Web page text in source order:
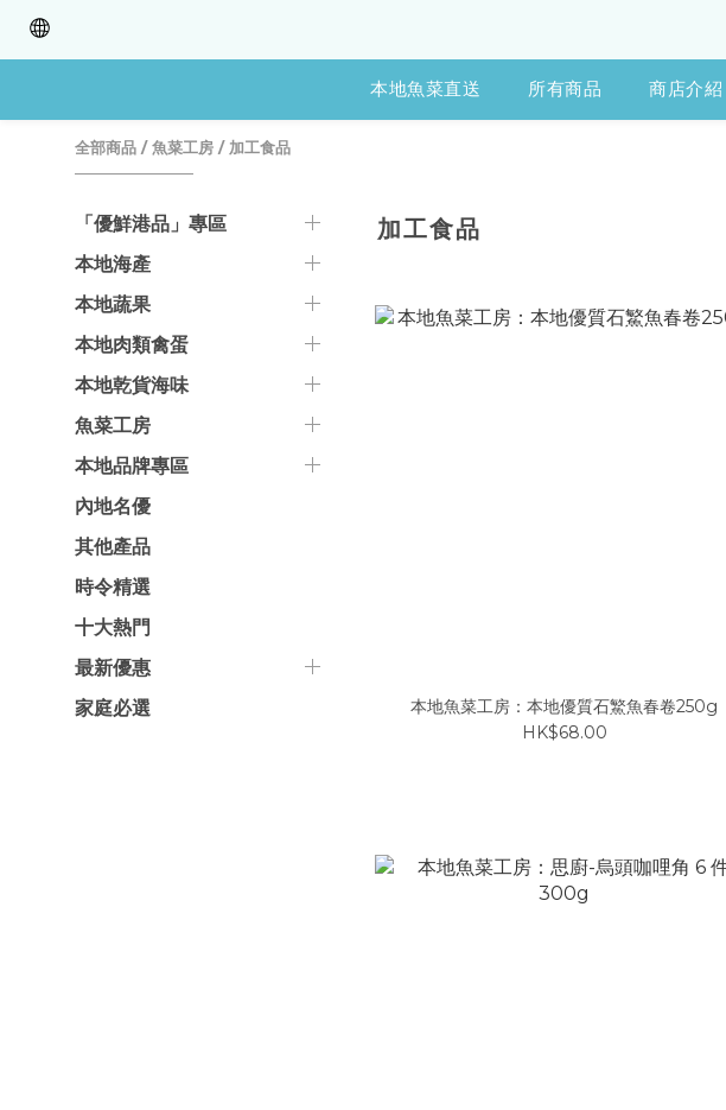
本地魚菜直送 所有商品 商店介紹
全部商品 /魚菜工房 / 加工食品
「優鮮港品」專區
本地海產
本地蔬果
本地肉類禽蛋
本地乾貨海味
魚菜工房
本地品牌專區
內地名優
其他產品
時令精選
十大熱門
最新優惠
家庭必選
加工食品
本地魚菜工房：本地優質石鰵魚春卷250g
HK$68.00